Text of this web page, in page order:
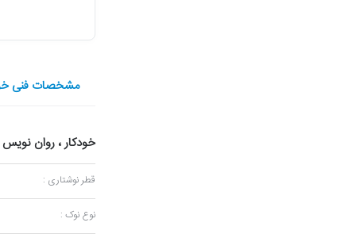
مشخصات فنی
خودکار ، روان
قطر نوشتاری :
نوع نوک :